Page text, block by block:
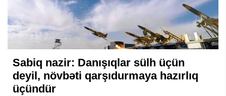
Sabiq nazir: Danışıqlar sülh üçün
deyil, növbəti qarşıdurmaya hazırlıq
üçündür